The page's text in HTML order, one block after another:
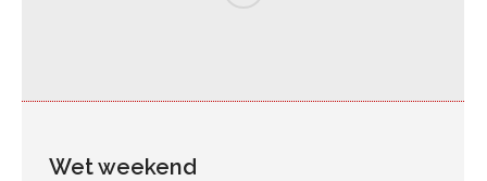
Wet weekend